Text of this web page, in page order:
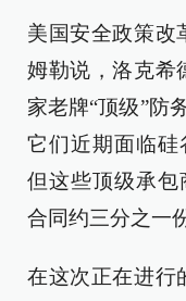
美国安全政策改
姆勒说，洛克希
家老牌“顶级”防
它们近期面临硅
但这些顶级承包
合同约三分之一
在这次正在进行